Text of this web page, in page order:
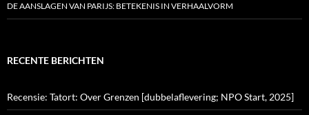
DE AANSLAGEN VAN PARIJS: BETEKENIS IN VERHAALVORM
RECENTE BERICHTEN
Recensie: Tatort: Over Grenzen [dubbelaflevering; NPO Start, 2025]